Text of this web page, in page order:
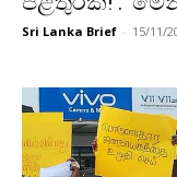
Sri Lanka Brief - 15/11/